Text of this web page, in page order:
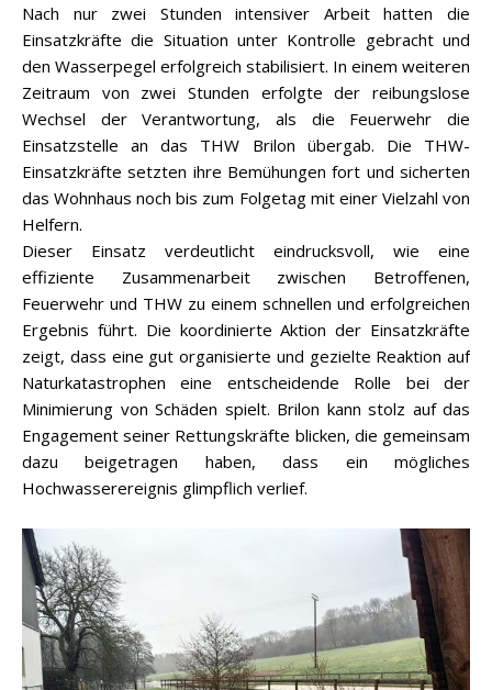
Nach nur zwei Stunden intensiver Arbeit hatten die
Einsatzkräfte die Situation unter Kontrolle gebracht und
den Wasserpegel erfolgreich stabilisiert. In einem weiteren
Zeitraum von zwei Stunden erfolgte der reibungslose
Wechsel der Verantwortung, als die Feuerwehr die
Einsatzstelle an das THW Brilon übergab. Die THW-
Einsatzkräfte setzten ihre Bemühungen fort und sicherten
das Wohnhaus noch bis zum Folgetag mit einer Vielzahl von
Helfern.
Dieser Einsatz verdeutlicht eindrucksvoll, wie eine
effiziente Zusammenarbeit zwischen Betroffenen,
Feuerwehr und THW zu einem schnellen und erfolgreichen
Ergebnis führt. Die koordinierte Aktion der Einsatzkräfte
zeigt, dass eine gut organisierte und gezielte Reaktion auf
Naturkatastrophen eine entscheidende Rolle bei der
Minimierung von Schäden spielt. Brilon kann stolz auf das
Engagement seiner Rettungskräfte blicken, die gemeinsam
dazu beigetragen haben, dass ein mögliches
Hochwasserereignis glimpflich verlief.